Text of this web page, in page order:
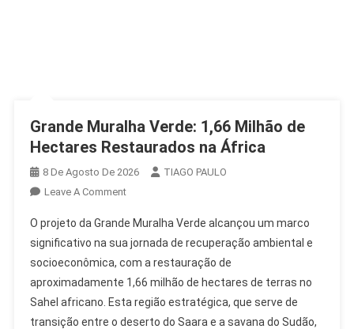
Grande Muralha Verde: 1,66 Milhão de
Hectares Restaurados na África
8 De Agosto De 2026
TIAGO PAULO
Leave A CommentOn
Muralha
Verde:
1,66
Milhão
De
Hectares
O projeto da Grande Muralha Verde alcançou um marco
significativo na sua jornada de recuperação ambiental e
socioeconômica, com a restauração de
aproximadamente 1,66 milhão de hectares de terras no
Sahel africano. Esta região estratégica, que serve de
transição entre o deserto do Saara e a savana do Sudão,